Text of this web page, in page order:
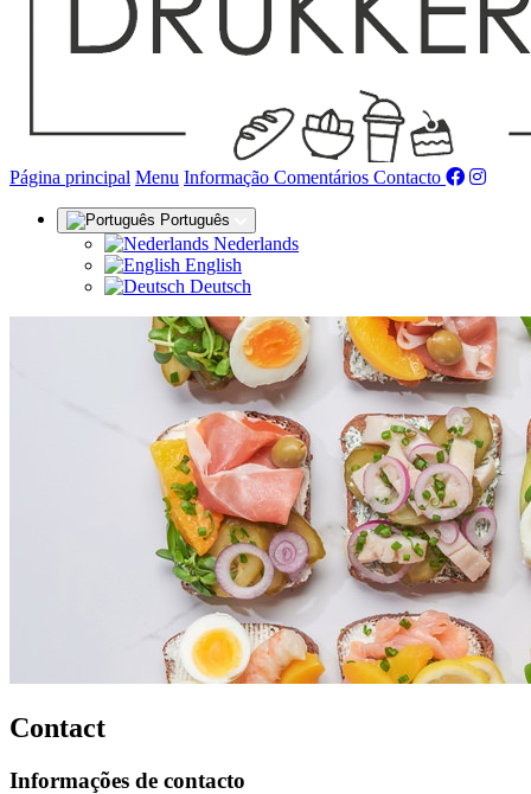
Página principal Menu Informação Comentários Contacto (actual)
Português
Nederlands
English
Deutsch
Contact
Informações de contacto